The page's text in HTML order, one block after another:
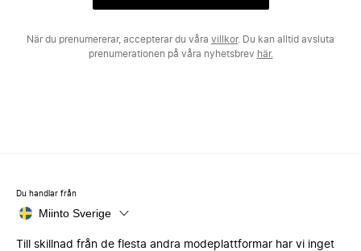
När du prenumererar, accepterar du våra villkor. Du kan alltid avsluta
prenumerationen på våra nyhetsbrev här.
Du handlar från
Miinto Sverige
Till skillnad från de flesta andra modeplattformar har vi inget